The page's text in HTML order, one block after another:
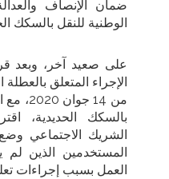
ضمان الإنصاف
الوطنية للنقل بالسكك
على صعيد آخر، وبعد
الإجراء المتعلق بالعطلة
من 14
بالسكك الحديدية،
الشريك الاجتماعي
المستخدمين الذين
العمل بسبب إجراءات